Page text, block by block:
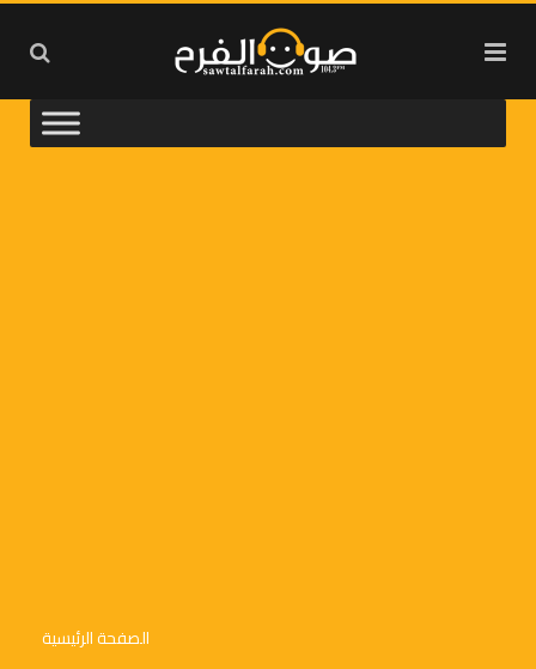
الصفحة الرئيسية